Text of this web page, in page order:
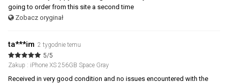
going to order from this site a second time
Zobacz oryginał
ta***im 2 tygodnie temu
5/5
Zakup : iPhone XS 256GB Space Gray
Received in very good condition and no issues encountered with the